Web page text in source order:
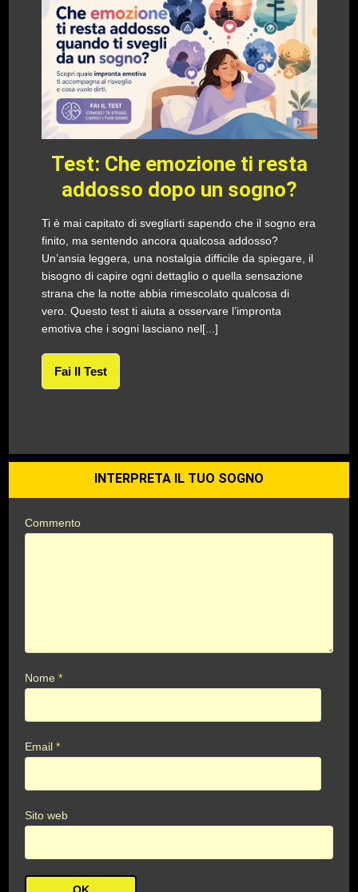
Test: Che emozione ti resta
addosso dopo un sogno?
Ti è mai capitato di svegliarti sapendo che il sogno era
finito, ma sentendo ancora qualcosa addosso?
Un’ansia leggera, una nostalgia difficile da spiegare, il
bisogno di capire ogni dettaglio o quella sensazione
strana che la notte abbia rimescolato qualcosa di
vero. Questo test ti aiuta a osservare l’impronta
emotiva che i sogni lasciano nel[...]
Fai Il Test
INTERPRETA IL TUO SOGNO
Commento
Nome*
Email*
Sito web